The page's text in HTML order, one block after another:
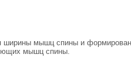
ширины мышц спины и
мышц спины.